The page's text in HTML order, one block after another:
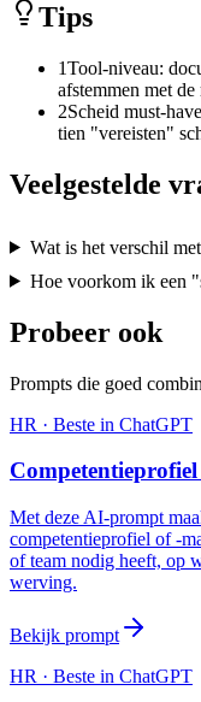
Tips
1Tool-niveau:
afstemmen met
2Scheid must-
tien "vereisten"
Veelgestelde
Wat is het verschil
Hoe voorkom ik een
Probeer ook
Prompts die goed
HR · Beste in ChatGPT
Met deze AI-prompt
competentieprofiel of -
of team nodig heeft, op
werving.
Bekijk prompt
HR · Beste in ChatGPT